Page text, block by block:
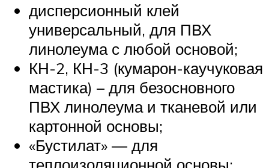
дисперсионный клей
универсальный, для ПВХ
линолеума с любой основой;
КН-2, КН-3 (кумарон-каучуковая
мастика) – для безосновного
ПВХ линолеума и тканевой или
картонной основы;
«Бустилат» — для